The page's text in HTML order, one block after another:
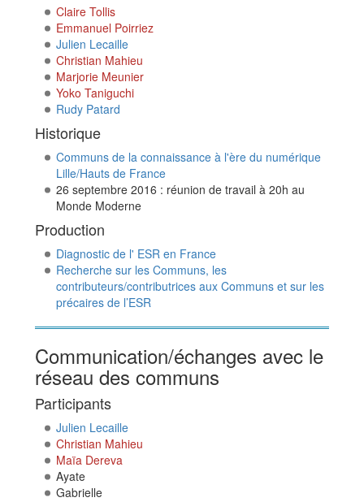
Claire Tollis
Emmanuel Poirriez
Julien Lecaille
Christian Mahieu
Marjorie Meunier
Yoko Taniguchi
Rudy Patard
Historique
Communs de la connaissance à l'ère du numérique
Lille/Hauts de France
26 septembre 2016 : réunion de travail à 20h au
Monde Moderne
Production
Diagnostic de l' ESR en France
Recherche sur les Communs, les
contributeurs/contributrices aux Communs et sur les
précaires de l’ESR
Communication/échanges avec le
réseau des communs
Participants
Julien Lecaille
Christian Mahieu
Maïa Dereva
Ayate
Gabrielle